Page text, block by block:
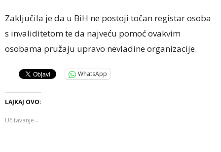
Zaključila je da u BiH ne postoji točan registar osoba
s invaliditetom te da najveću pomoć ovakvim
osobama pružaju upravo nevladine organizacije.
WhatsApp
LAJKAJ OVO:
Učitavanje...